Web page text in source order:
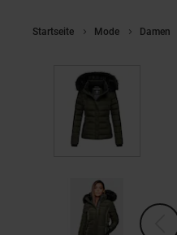
Startseite Mode Damen